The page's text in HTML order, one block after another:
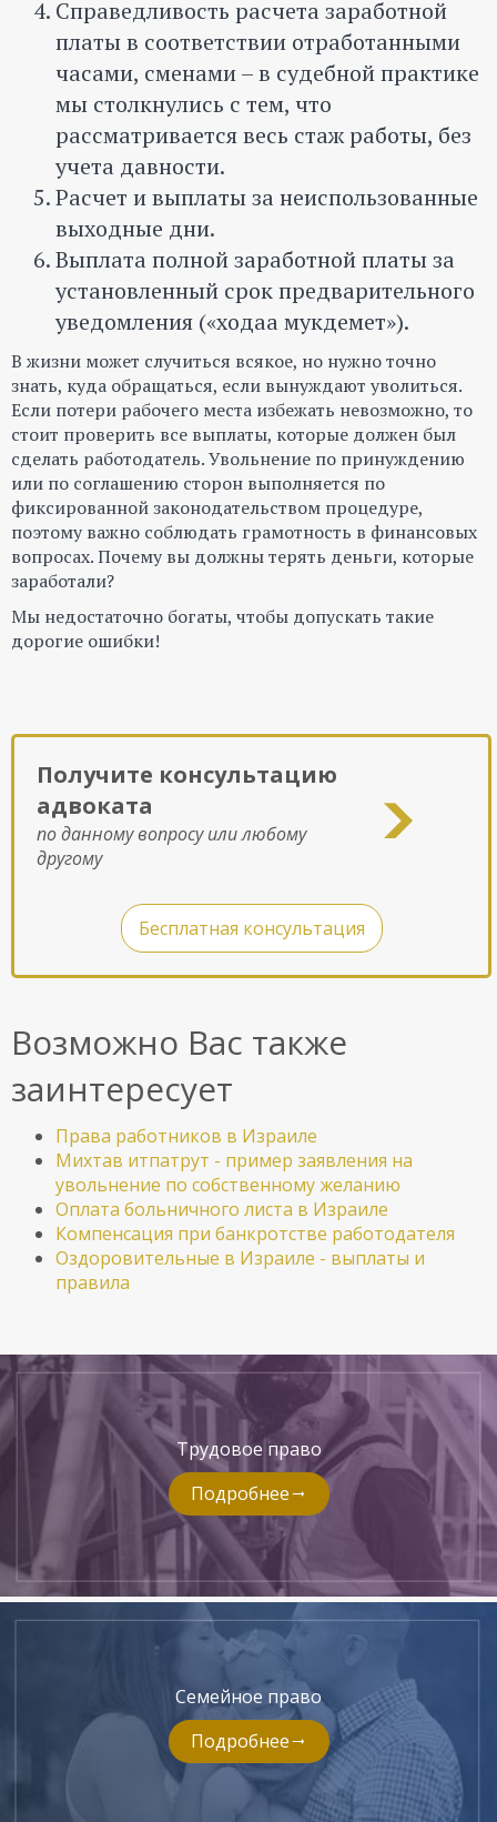
Справедливость расчета заработной
платы в соответствии отработанными
часами, сменами – в судебной практике
мы столкнулись с тем, что
рассматривается весь стаж работы, без
учета давности.
Расчет и выплаты за неиспользованные
выходные дни.
Выплата полной заработной платы за
установленный срок предварительного
уведомления («ходаа мукдемет»).
В жизни может случиться всякое, но нужно точно
знать, куда обращаться, если вынуждают уволиться.
Если потери рабочего места избежать невозможно, то
стоит проверить все выплаты, которые должен был
сделать работодатель. Увольнение по принуждению
или по соглашению сторон выполняется по
фиксированной законодательством процедуре,
поэтому важно соблюдать грамотность в финансовых
вопросах. Почему вы должны терять деньги, которые
заработали?
Мы недостаточно богаты, чтобы допускать такие
дорогие ошибки!
Получите консультацию
адвоката
по данному вопросу или любому
другому
Бесплатная консультация
Возможно Вас также
заинтересует
Права работников в Израиле
Михтав итпатрут - пример заявления на
увольнение по собственному желанию
Оплата больничного листа в Израиле
Компенсация при банкротстве работодателя
Оздоровительные в Израиле - выплаты и
правила
Трудовое право
Подробнее
Семейное право
Подробнее